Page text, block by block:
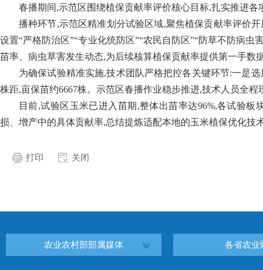
春播期间,示范区围绕植保贡献率评价核心目标,扎实推进
播种环节,示范区精准划分试验区域,聚焦植保贡献率评价
设置“严格防治区”“专业化统防区”“农民自防区”“防草不防病
苗率、病虫草害发生动态,为后续核算植保贡献率提供第一手数
为确保试验精准实施,技术团队严格把控各关键环节:一是
株距,亩保苗约6667株。示范区春播作业稳步推进,技术人员全
目前,试验区玉米已进入苗期,整体出苗率达96%,各试验板
损、增产中的具体贡献率,总结提炼适配本地的玉米植保优化技
打印 关闭
农业农村部部属媒体 各省农业